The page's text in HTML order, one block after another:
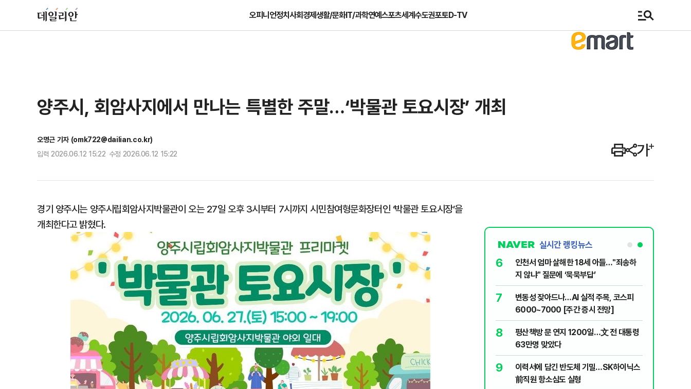
오피니언정치사회경제생활/문화IT/과학연예스포츠세계수도권포토D-TV
양주시, 회암사지에서 만나는 특별한 주말…‘박물관 토요시장’ 개최
오명근 기자 (omk722@dailian.co.kr)
입력 2026.06.12 15:22 수정 2026.06.12 15:22
경기 양주시는 양주시립회암사지박물관이 오는 27일 오후 3시부터 7시까지 시민참여형문화장터인 ‘박물관 토요시장’을
개최한다고 밝혔다.
실시간 랭킹뉴스
1
"돈 되는 건 다한다" 작정한 MZ조폭들…
소탕 작전 개시
2
소주 2~3잔 마시고 운전한 택시기사 무
죄…혈중알코올농도 0.03%
3
조 묶는 통합노조 추진
4
"한글 적힌 쓰레기가…전 세계에 알려버릴
것" 경고 날린 日
6
인천서 엄마 살해한 18세 아들…"죄송하
지 않냐" 질문에 ‘묵묵부답’
7
변동성 잦아드나…AI 실적 주목, 코스피
6000~7000 [주간 증시 전망]
8
평산책방 문 연지 1200일…文 전 대통령
63만명 맞았다
9
이력서에 담긴 반도체 기밀…SK하이닉스
前직원 항소심도 실형